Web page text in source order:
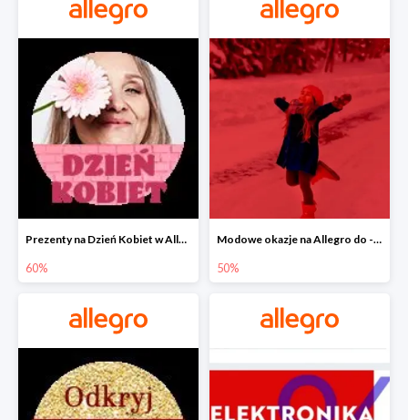
Prezenty na Dzień Kobiet w Allegro do -60%
60%
Modowe okazje na Allegro do -50%
50%